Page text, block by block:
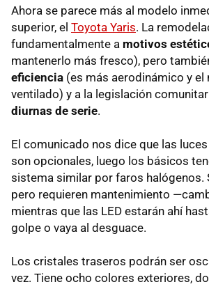
Ahora se parece más al modelo
superior, el Toyota Yaris. La
fundamentalmente a motivos
mantenerlo más fresco), pero
eficiencia (es más aerodinámico y
ventilado) y a la legislación
diurnas de serie.
El comunicado nos dice que las luces
son opcionales, luego los básicos
sistema similar por faros halógenos.
pero requieren mantenimiento
mientras que las LED estarán ahí
golpe o vaya al desguace.
Los cristales traseros podrán ser
vez. Tiene ocho colores exteriores,